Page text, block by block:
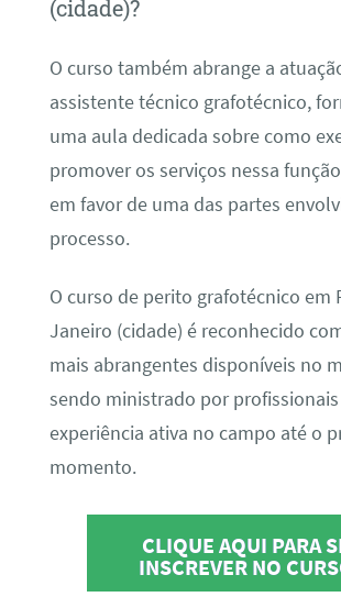
(cidade)?
O curso também abrange a
assistente técnico grafotécnico,
uma aula dedicada sobre como
promover os serviços nessa
em favor de uma das partes
processo.
O curso de perito grafotécnico em
Janeiro (cidade) é reconhecido
mais abrangentes disponíveis no
sendo ministrado por
experiência ativa no campo até o
momento.
CLIQUE AQUI PARA
INSCREVER NO